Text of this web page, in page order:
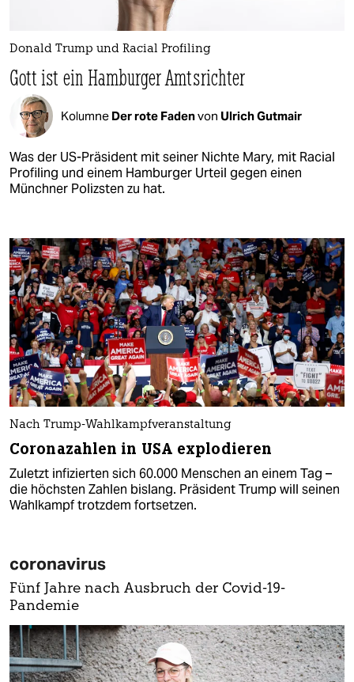
Donald Trump und Racial Profiling
Gott ist ein Hamburger Amtsrichter
Kolumne Der rote Fadenvon Ulrich Gutmair
Was der US-Präsident mit seiner Nichte Mary, mit Racial
Profiling und einem Hamburger Urteil gegen einen
Münchner Polizsten zu hat.
Nach Trump-Wahlkampfveranstaltung
Coronazahlen in USA explodieren
Zuletzt infizierten sich 60.000 Menschen an einem Tag –
die höchsten Zahlen bislang. Präsident Trump will seinen
Wahlkampf trotzdem fortsetzen.
coronavirus
Fünf Jahre nach Ausbruch der Covid-19-
Pandemie